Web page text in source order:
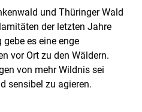
und Thüringer Wald
der letzten Jahre
es eine enge
vor Ort zu den Wäldern.
von mehr Wildnis sei
sensibel zu agieren.